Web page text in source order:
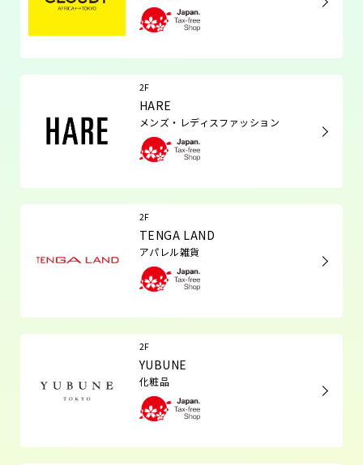
2F
HARE
メンズ・レディスファッション
2F
TENGA LAND
アパレル雑貨
2F
YUBUNE
化粧品